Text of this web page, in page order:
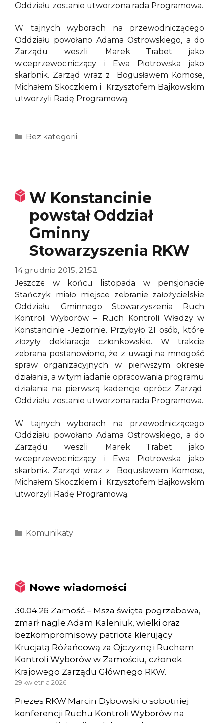
Oddziału zostanie utworzona rada Programowa.
W tajnych wyborach na przewodniczącego
Oddziału powołano Adama Ostrowskiego, a do
Zarządu weszli: Marek Trabet jako
wiceprzewodniczący i Ewa Piotrowska jako
skarbnik. Zarząd wraz z Bogusławem Komose,
Michałem Skoczkiem i Krzysztofem Bajkowskim
utworzyli Radę Programową.
Kategorie
Bez kategorii
W Konstancinie
powstał Oddział
Gminny
Stowarzyszenia RKW
14 grudnia 2015, 21:52
Jeszcze w końcu listopada w pensjonacie
Stańczyk miało miejsce zebranie założycielskie
Oddziału Gminnego Stowarzyszenia Ruch
Kontroli Wyborów – Ruch Kontroli Władzy w
Konstancinie -Jeziornie. Przybyło 21 osób, które
złożyły deklaracje członkowskie. W trakcie
zebrana postanowiono, że z uwagi na mnogość
spraw organizacyjnych w pierwszym okresie
działania, a w tym iadanie opracowania programu
działania na pierwszą kadencje oprócz Zarząd
Oddziału zostanie utworzona rada Programowa.
W tajnych wyborach na przewodniczącego
Oddziału powołano Adama Ostrowskiego, a do
Zarządu weszli: Marek Trabet jako
wiceprzewodniczący i Ewa Piotrowska jako
skarbnik. Zarząd wraz z Bogusławem Komose,
Michałem Skoczkiem i Krzysztofem Bajkowskim
utworzyli Radę Programową.
Kategorie
Komunikaty
Nowe wiadomości
30.04.26 Zamość – Msza święta pogrzebowa,
zmarł nagle Adam Kaleniuk, wielki oraz
bezkompromisowy patriota kierujący
Krucjatą Różańcową za Ojczyznę i Ruchem
Kontroli Wyborów w Zamościu, członek
Krajowego Zarządu Głównego RKW.
29 kwietnia 2026
Prezes RKW Marcin Dybowski o sobotniej
konferencji Ruchu Kontroli Wyborów na